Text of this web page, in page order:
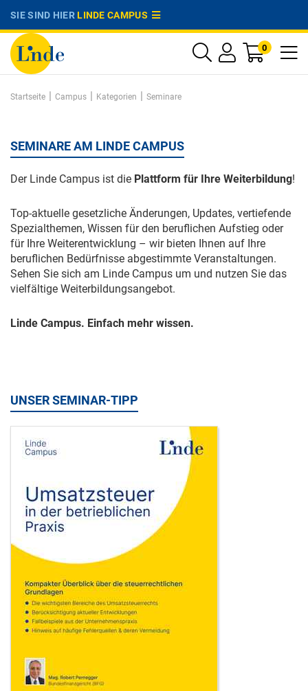
SIE SIND HIERLINDE CAMPUS
0
Startseite | Campus | Kategorien | Seminare
SEMINARE AM LINDE CAMPUS
Der Linde Campus ist die Plattform für Ihre Weiterbildung!
Top-aktuelle gesetzliche Änderungen, Updates, vertiefende
Spezialthemen, Wissen für den beruflichen Aufstieg oder
für Ihre Weiterentwicklung – wir bieten Ihnen auf Ihre
beruflichen Bedürfnisse abgestimmte Veranstaltungen.
Sehen Sie sich am Linde Campus um und nutzen Sie das
vielfältige Weiterbildungsangebot.
Linde Campus. Einfach mehr wissen.
UNSER SEMINAR-TIPP